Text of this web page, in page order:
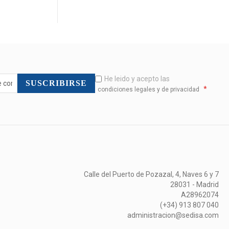
SUSCRIBIRSE He leido y acepto las
condiciones legales y de privacidad *
Calle del Puerto de Pozazal, 4, Naves 6 y 7
28031 - Madrid
A28962074
(+34) 913 807 040
administracion@sedisa.com